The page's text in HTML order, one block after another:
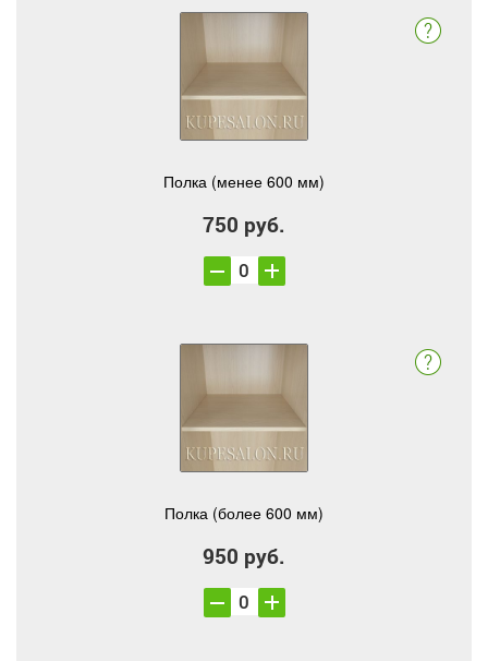
Полка (менее 600 мм)
750 руб.
Полка (более 600 мм)
950 руб.